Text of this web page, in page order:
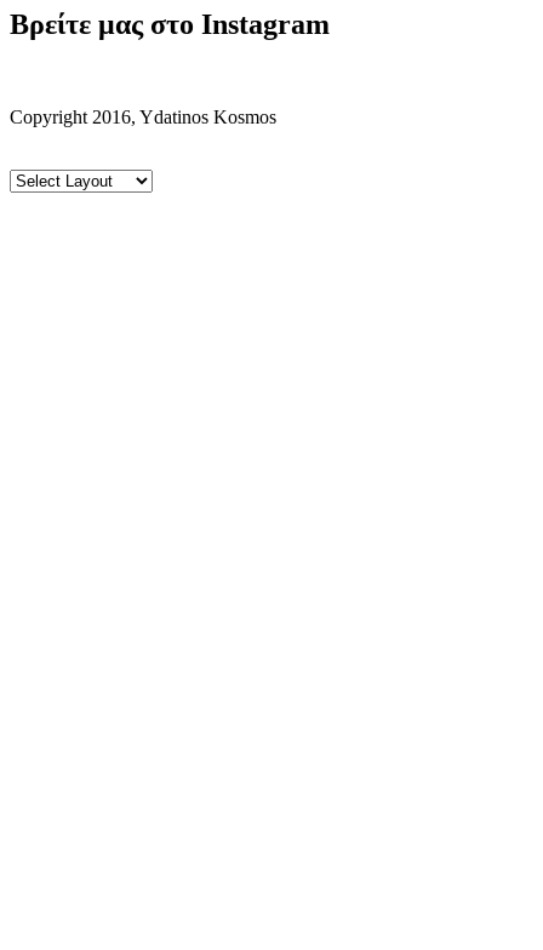
Βρείτε μας στο Instagram
Copyright 2016, Ydatinos Kosmos